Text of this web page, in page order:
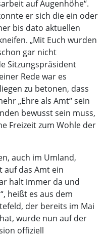
auf Augenhöhe“.
er sich die ein oder
bis dato aktuellen
„Mit Euch wurden
gar nicht
Sitzungspräsident
Rede war es
zu betonen, dass
„Ehre als Amt“ sein
bewusst sein muss,
Freizeit zum Wohle der
auch im Umland,
auf das Amt ein
halt immer da und
heißt es aus dem
der bereits im Mai
wurde nun auf der
offiziell